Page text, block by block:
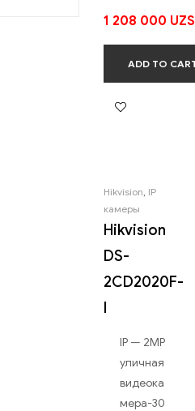
1 208 000 UZS
ADD TO
Hikvision IP
камеры
Hikvision
DS-
2CD2020F-
IP — 2MP
уличная
видеока
мера-30